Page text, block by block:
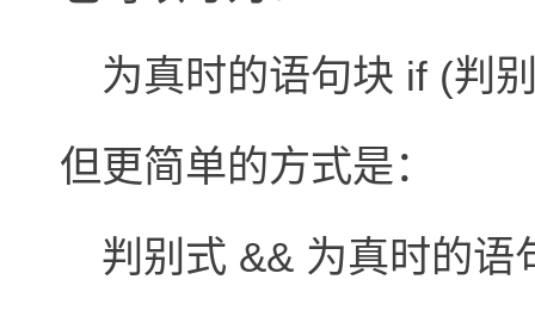
为真时的语句块 if (判
但更简单的方式是：
判别式 && 为真时的语